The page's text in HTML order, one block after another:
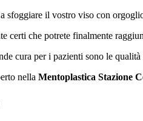
sfoggiare il vostro viso con
certi che potrete finalmente
cura per i pazienti sono le
nella Mentoplastica Stazione